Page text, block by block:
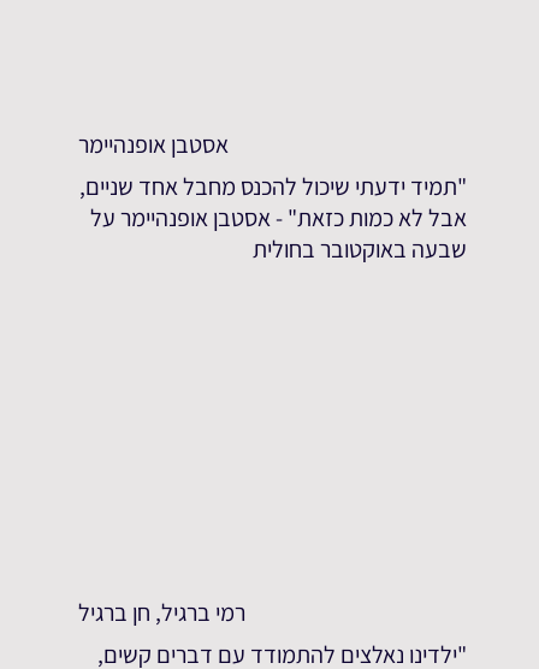
אסטבן אופנהיימר
"תמיד ידעתי שיכול להכנס מחבל אחד שניים,
אבל לא כמות כזאת" - אסטבן אופנהיימר על
שבעה באוקטובר בחולית
רמי ברגיל, חן ברגיל
"ילדינו נאלצים להתמודד עם דברים קשים,